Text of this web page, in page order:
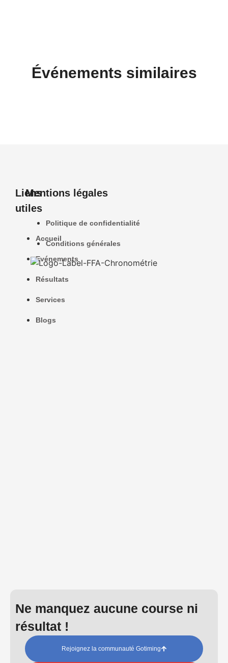
Événements similaires
Liens
utiles
Accueil
Evénements
Résultats
Services
Blogs
Mentions légales
Politique de confidentialité
Conditions générales
Ne manquez aucune course ni
résultat !
Rejoignez la communauté Gotiming